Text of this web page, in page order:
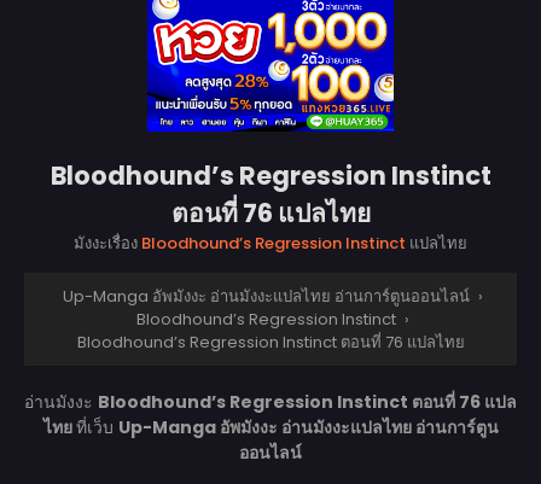
Bloodhound’s Regression Instinct
ตอนที่ 76 แปลไทย
มังงะเรื่อง Bloodhound’s Regression Instinct แปลไทย
Up-Manga อัพมังงะ อ่านมังงะแปลไทย อ่านการ์ตูนออนไลน์ ›
Bloodhound’s Regression Instinct ›
Bloodhound’s Regression Instinct ตอนที่ 76 แปลไทย
อ่านมังงะ Bloodhound’s Regression Instinct ตอนที่ 76 แปล
ไทยที่เว็บ Up-Manga อัพมังงะ อ่านมังงะแปลไทย อ่านการ์ตูน
ออนไลน์